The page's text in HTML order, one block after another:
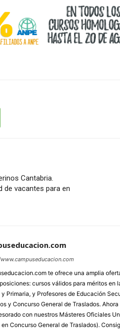
Cantabria.
de vacantes para en
te ofrece una amplia
cursos válidos para méritos en
y Primaria, y Profesores de Educación
y Concurso General de Traslados.
con nuestros Másteres Oficiales
en Concurso General de Traslados).